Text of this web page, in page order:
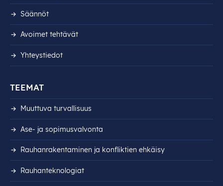
Säännöt
Avoimet tehtävät
Yhteystiedot
TEEMAT
Muuttuva turvallisuus
Ase- ja sopimusvalvonta
Rauhanrakentaminen ja konfliktien ehkäisy
Rauhanteknologiat